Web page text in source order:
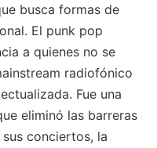
busca formas de
El punk pop
a quienes no se
radiofónico
Fue una
eliminó las barreras
conciertos, la